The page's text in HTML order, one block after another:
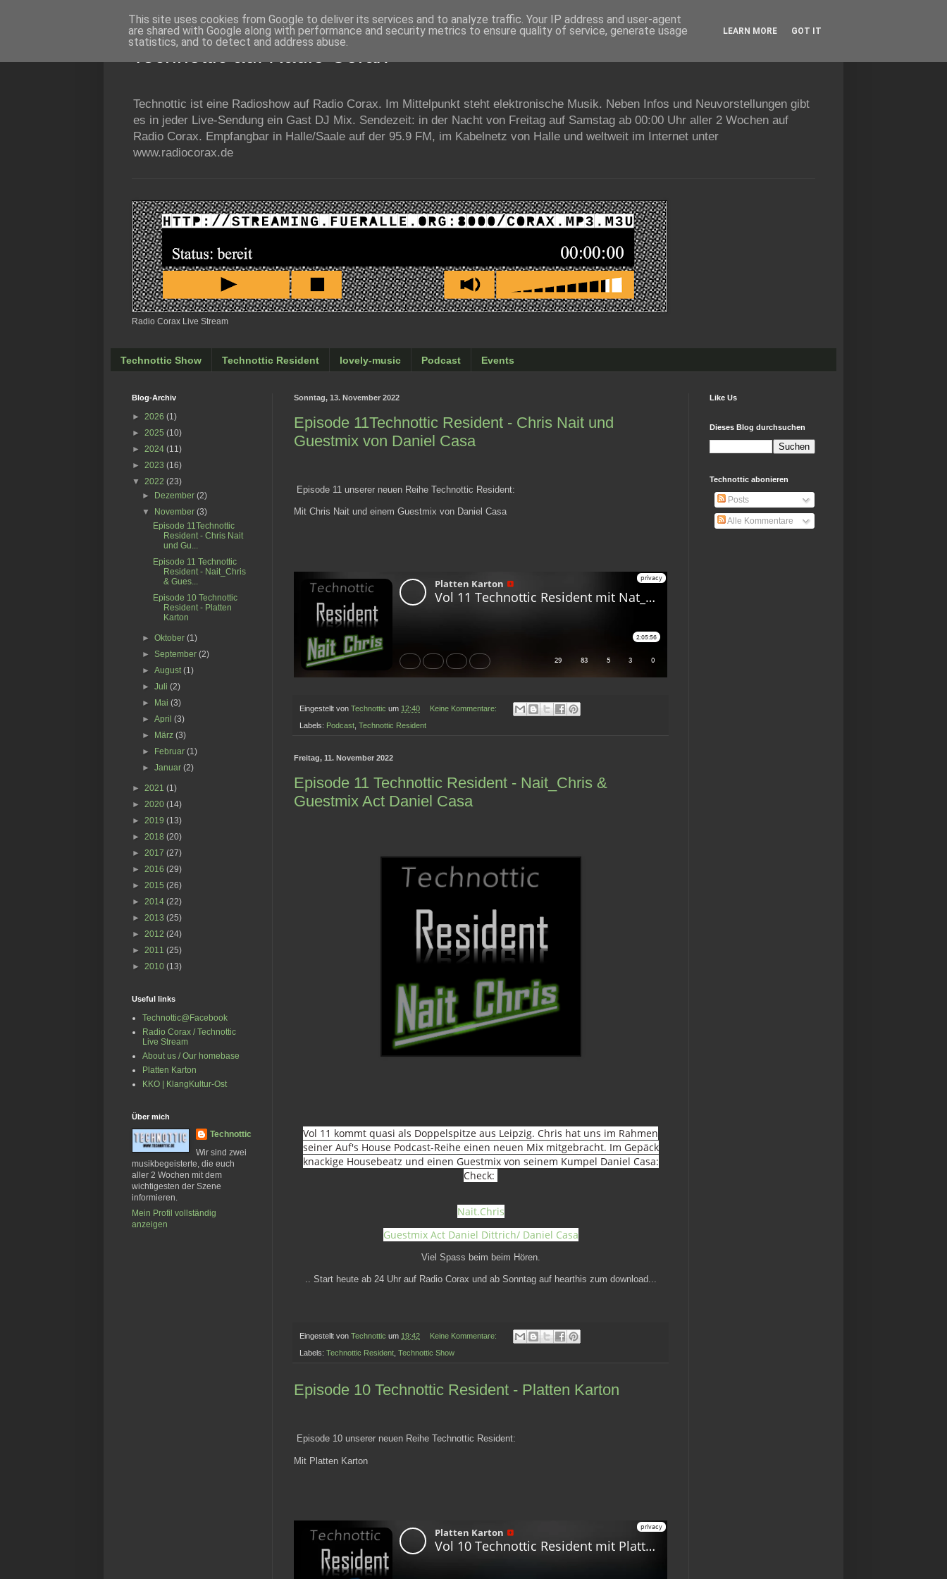
Technottic auf Radio Corax
Technottic ist eine Radioshow auf Radio Corax. Im Mittelpunkt steht elektronische Musik. Neben Infos und Neuvorstellungen gibt
es in jeder Live-Sendung ein Gast DJ Mix. Sendezeit: in der Nacht von Freitag auf Samstag ab 00:00 Uhr aller 2 Wochen auf
Radio Corax. Empfangbar in Halle/Saale auf der 95.9 FM, im Kabelnetz von Halle und weltweit im Internet unter
www.radiocorax.de
Radio Corax Live Stream
Technottic Show Technottic Resident lovely-music Podcast Events
Sonntag, 13. November 2022
Episode 11Technottic Resident - Chris Nait und
Guestmix von Daniel Casa
Episode 11 unserer neuen Reihe Technottic Resident:
Mit Chris Nait und einem Guestmix von Daniel Casa
Eingestellt von Technottic um 12:40 Keine Kommentare:
Labels: Podcast Technottic Resident
Freitag, 11. November 2022
Episode 11 Technottic Resident - Nait_Chris &
Guestmix Act Daniel Casa
Vol 11 kommt quasi als Doppelspitze aus Leipzig. Chris hat uns im Rahmen
seiner Auf's House Podcast-Reihe einen neuen Mix mitgebracht. Im Gepäck
knackige Housebeatz und einen Guestmix von seinem Kumpel Daniel Casa:
Check:
Nait.Chris
Guestmix Act Daniel Dittrich/ Daniel Casa
Viel Spass beim beim Hören.
.. Start heute ab 24 Uhr auf Radio Corax und ab Sonntag auf hearthis zum download...
Eingestellt von Technottic um 19:42 Keine Kommentare:
Labels: Technottic Resident Technottic Show
Episode 10 Technottic Resident - Platten Karton
Episode 10 unserer neuen Reihe Technottic Resident:
Mit Platten Karton
Blog-Archiv
► 2026 (1)
► 2025 (10)
► 2024 (11)
► 2023 (16)
▼ 2022 (23)
►
Dezember(2)
▼
November(3)
Episode 11Technottic
Resident - Chris Nait
und Gu...
Episode 11 Technottic
Resident - Nait_Chris
& Gues...
Episode 10 Technottic
Resident - Platten
Karton
►Oktober(1)
►September(2)
►August(1)
►Juli(2)
►
Mai(3)
►April(3)
►
März(3)
►
Februar(1)
►Januar(2)
► 2021 (1)
► 2020 (14)
► 2019 (13)
► 2018 (20)
► 2017 (27)
► 2016 (29)
► 2015 (26)
► 2014 (22)
► 2013 (25)
► 2012 (24)
► 2011 (25)
► 2010 (13)
Useful links
Technottic@Facebook
Radio Corax / Technottic
Live Stream
About us / Our homebase
Platten Karton
KKO | KlangKultur-Ost
Über mich
Technottic
Wir sind zwei
musikbegeisterte, die euch
aller 2 Wochen mit dem
wichtigesten der Szene
informieren.
Mein Profil vollständig
anzeigen
Like Us
Dieses Blog durchsuchen
Technottic abonieren
Posts
Alle Kommentare
This site uses cookies from Google to deliver its services and to analyze traffic. Your IP address and user-agent
are shared with Google along with performance and security metrics to ensure quality of service, generate usage
statistics, and to detect and address abuse.
LEARN MORE GOT IT